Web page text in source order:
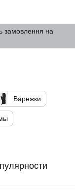
замовлення на
Варежки